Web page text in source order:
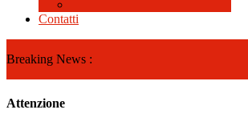
Contatti
Breaking News :
Attenzione